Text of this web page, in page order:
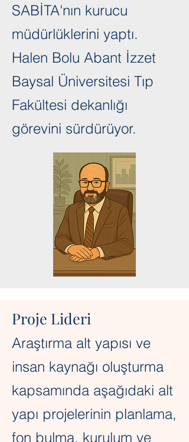
SABİTA'nın kurucu
müdürlüklerini yaptı.
Halen Bolu Abant İzzet
Baysal Üniversitesi Tıp
Fakültesi dekanlığı
görevini sürdürüyor.
Proje Lideri
Araştırma alt yapısı ve
insan kaynağı oluşturma
kapsamında aşağıdaki alt
yapı projelerinin planlama,
fon bulma, kurulum ve